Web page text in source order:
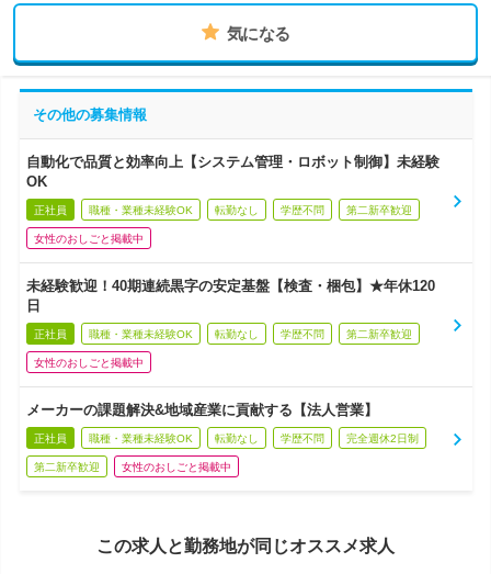
気になる
その他の募集情報
自動化で品質と効率向上【システム管理・ロボット制御】未経験
OK
正社員 職種・業種未経験OK 転勤なし 学歴不問 第二新卒歓迎
女性のおしごと掲載中
未経験歓迎！40期連続黒字の安定基盤【検査・梱包】★年休120
日
正社員 職種・業種未経験OK 転勤なし 学歴不問 第二新卒歓迎
女性のおしごと掲載中
メーカーの課題解決&地域産業に貢献する【法人営業】
正社員 職種・業種未経験OK 転勤なし 学歴不問 完全週休2日制
第二新卒歓迎 女性のおしごと掲載中
この求人と勤務地が同じオススメ求人